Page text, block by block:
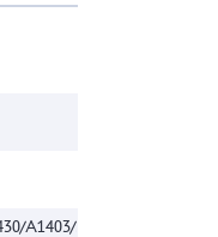
Тачскрин для iPad 3/4 (A1416/A1430/A1403/A1458/A1459/A1460) белый